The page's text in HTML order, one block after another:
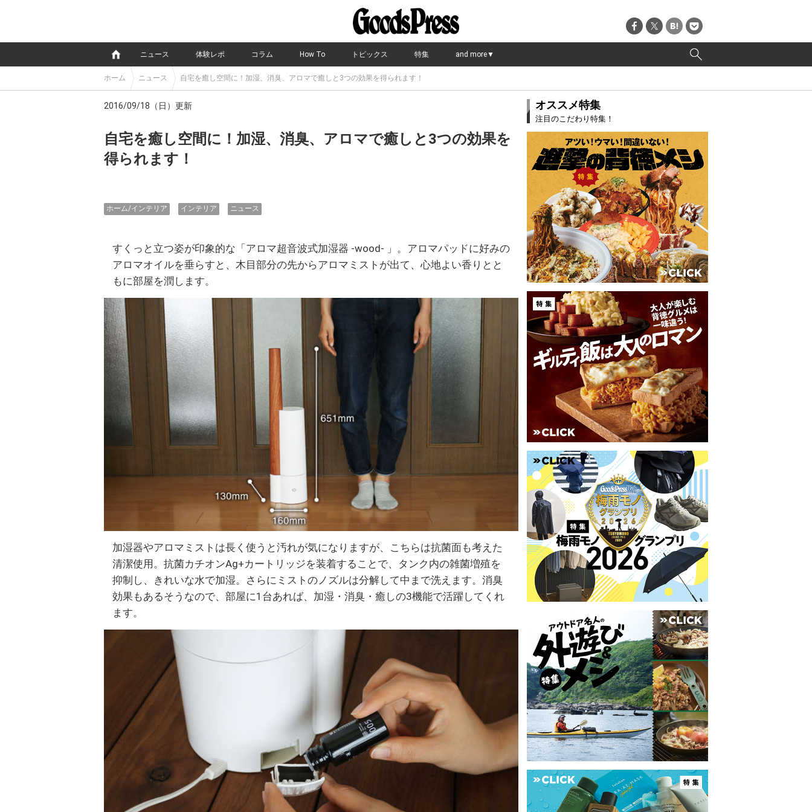
ニュース 体験レポ コラム How To トピックス 特集 and more▼
ホーム ニュース 自宅を癒し空間に！加湿、消臭、アロマで癒しと3つの効果を得られます！
2016/09/18（日）更新
自宅を癒し空間に！加湿、消臭、アロマで癒しと3つの効果を
得られます！
ホーム/インテリア インテリア ニュース
すくっと立つ姿が印象的な「アロマ超音波式加湿器 -wood- 」。アロマパッドに好みの
アロマオイルを垂らすと、木目部分の先からアロマミストが出て、心地よい香りとと
もに部屋を潤します。
加湿器やアロマミストは長く使うと汚れが気になりますが、こちらは抗菌面も考えた
清潔使用。抗菌カチオンAg+カートリッジを装着することで、タンク内の雑菌増殖を
抑制し、きれいな水で加湿。さらにミストのノズルは分解して中まで洗えます。消臭
効果もあるそうなので、部屋に1台あれば、加湿・消臭・癒しの3機能で活躍してくれ
ます。
オススメ特集
注目のこだわり特集！